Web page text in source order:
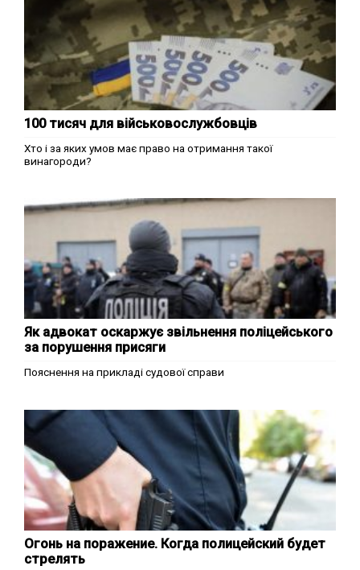
100 тисяч для військовослужбовців
Хто і за яких умов має право на отримання такої
винагороди?
Як адвокат оскаржує звільнення поліцейського
за порушення присяги
Пояснення на прикладі судової справи
Огонь на поражение. Когда полицейский будет
стрелять